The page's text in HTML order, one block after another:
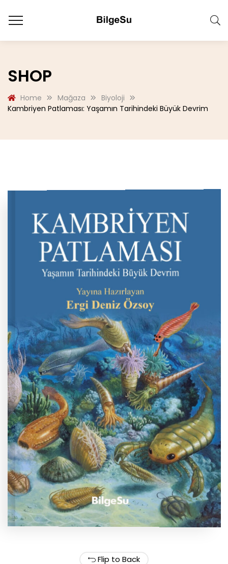
SHOP
Home Mağaza
Biyoloji
Kambriyen Patlaması: Yaşamın Tarihindeki Büyük Devrim
Flip to Back